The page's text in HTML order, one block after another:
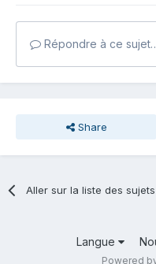
Répondre à ce
Share
Aller sur la liste des sujets
Langue
Powered